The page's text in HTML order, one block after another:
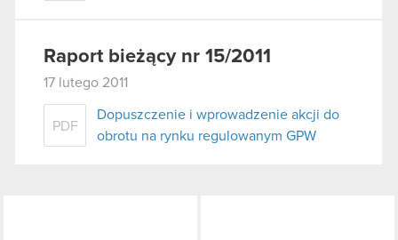
Raport bieżący nr 15/2011
17 lutego 2011
PDF
Dopuszczenie i wprowadzenie akcji do
obrotu na rynku regulowanym GPW